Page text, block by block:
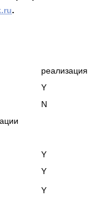
.
реализация
Y
N
Y
Y
Y